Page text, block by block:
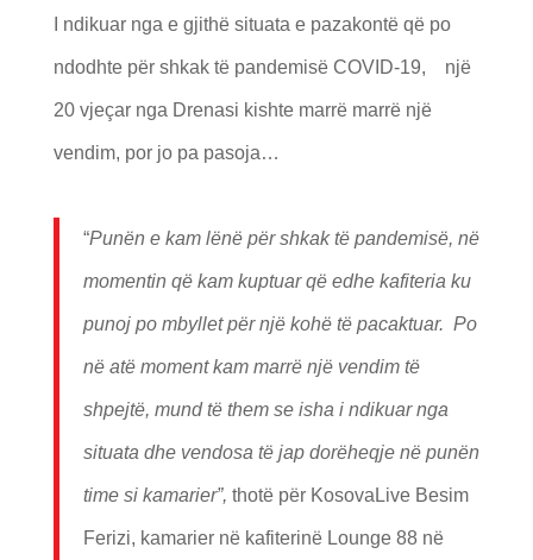
I ndikuar nga e gjithë situata e pazakontë që po
ndodhte për shkak të pandemisë COVID-19, një
20 vjeçar nga Drenasi kishte marrë marrë një
vendim, por jo pa pasoja…
“Punën e kam lënë për shkak të pandemisë, në
momentin që kam kuptuar që edhe kafiteria ku
punoj po mbyllet për një kohë të pacaktuar. Po
në atë moment kam marrë një vendim të
shpejtë, mund të them se isha i ndikuar nga
situata dhe vendosa të jap dorëheqje në punën
time si kamarier”, thotë për KosovaLive Besim
Ferizi, kamarier në kafiterinë Lounge 88 në